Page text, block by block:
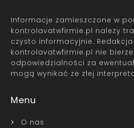
Informacje zamieszczone w
kontrolavatwfirmie.pl należy
czysto informacyjnie.
kontrolavatwfirmie.pl nie bierze
odpowiedzialności za
mogą wynikać ze złej
Menu
O nas